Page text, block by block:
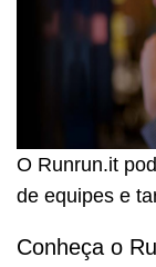
O Runrun.it
de equipes e
Conheça o